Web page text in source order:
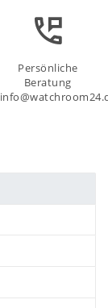
Persönliche
Beratung